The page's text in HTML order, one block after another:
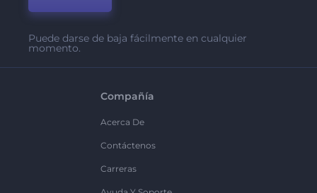
Puede darse de baja fácilmente en cualquier
momento.
Compañía
Acerca De
Contáctenos
Carreras